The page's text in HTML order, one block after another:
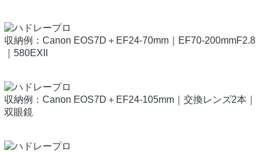
収納例：Canon EOS7D＋EF24-70mm｜EF70-200mmF2.8
｜580EXII
収納例：Canon EOS7D＋EF24-105mm｜交換レンズ2本｜
双眼鏡